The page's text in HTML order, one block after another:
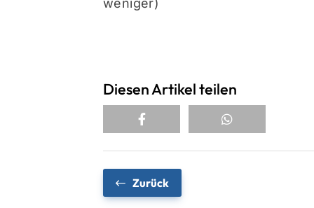
weniger)
Diesen Artikel teilen
Zurück